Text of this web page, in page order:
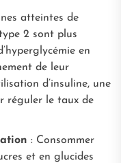
atteintes de
2 sont plus
en
de leur
d’insuline, une
réguler le taux de
: Consommer
et en glucides